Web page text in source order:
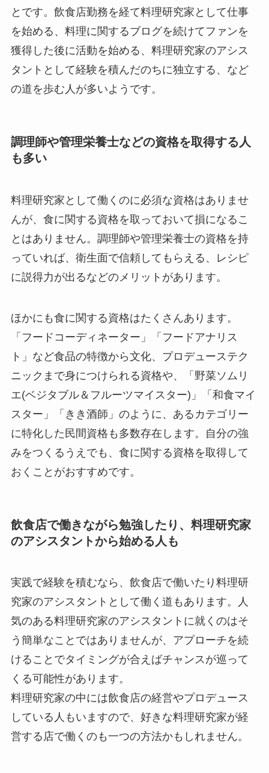
とです。飲食店勤務を経て料理研究家として仕事
を始める、料理に関するブログを続けてファンを
獲得した後に活動を始める、料理研究家のアシス
タントとして経験を積んだのちに独立する、など
の道を歩む人が多いようです。
調理師や管理栄養士などの資格を取得する人
も多い
料理研究家として働くのに必須な資格はありませ
んが、食に関する資格を取っておいて損になるこ
とはありません。調理師や管理栄養士の資格を持
っていれば、衛生面で信頼してもらえる、レシピ
に説得力が出るなどのメリットがあります。
ほかにも食に関する資格はたくさんあります。
「フードコーディネーター」「フードアナリス
ト」など食品の特徴から文化、プロデューステク
ニックまで身につけられる資格や、「野菜ソムリ
エ(ベジタブル＆フルーツマイスター)」「和食マイ
スター」「きき酒師」のように、あるカテゴリー
に特化した民間資格も多数存在します。自分の強
みをつくるうえでも、食に関する資格を取得して
おくことがおすすめです。
飲食店で働きながら勉強したり、料理研究家
のアシスタントから始める人も
実践で経験を積むなら、飲食店で働いたり料理研
究家のアシスタントとして働く道もあります。人
気のある料理研究家のアシスタントに就くのはそ
う簡単なことではありませんが、アプローチを続
けることでタイミングが合えばチャンスが巡って
くる可能性があります。
料理研究家の中には飲食店の経営やプロデュース
している人もいますので、好きな料理研究家が経
営する店で働くのも一つの方法かもしれません。